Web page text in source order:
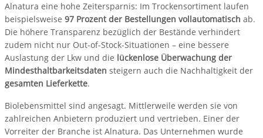
Alnatura eine hohe Zeitersparnis: Im Trockensortiment laufen
beispielsweise 97 Prozent der Bestellungen vollautomatisch ab.
Die höhere Transparenz bezüglich der Bestände verhindert
zudem nicht nur Out-of-Stock-Situationen – eine bessere
Auslastung der Lkw und die lückenlose Überwachung der
Mindesthaltbarkeitsdaten steigern auch die Nachhaltigkeit der
gesamten Lieferkette.
Biolebensmittel sind angesagt. Mittlerweile werden sie von
zahlreichen Anbietern produziert und vertrieben. Einer der
Vorreiter der Branche ist Alnatura. Das Unternehmen wurde